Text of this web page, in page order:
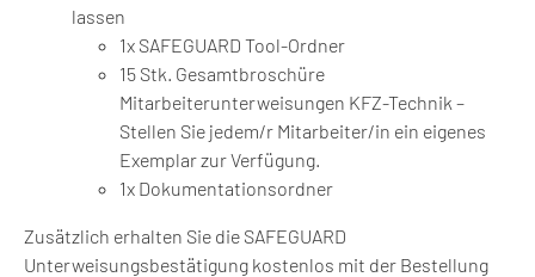
lassen
1x SAFEGUARD Tool-Ordner
15 Stk. Gesamtbroschüre
Mitarbeiterunterweisungen KFZ-Technik –
Stellen Sie jedem/r Mitarbeiter/in ein eigenes
Exemplar zur Verfügung.
1x Dokumentationsordner
Zusätzlich erhalten Sie die SAFEGUARD
Unterweisungsbestätigung kostenlos mit der Bestellung